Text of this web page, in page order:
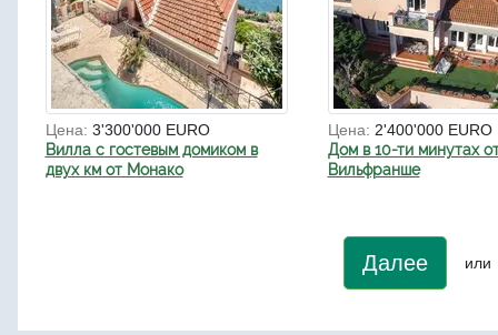
Цена: 3'300'000 EURO
Вилла с гостевым домиком в
двух км от Монако
Цена: 2'400'000 EURO
Дом в 10-ти минутах
Вильфранше
Далее или